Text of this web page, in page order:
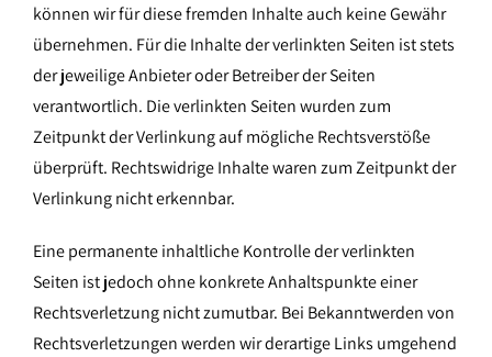
können wir für diese fremden Inhalte auch keine Gewähr
übernehmen. Für die Inhalte der verlinkten Seiten ist stets
der jeweilige Anbieter oder Betreiber der Seiten
verantwortlich. Die verlinkten Seiten wurden zum
Zeitpunkt der Verlinkung auf mögliche Rechtsverstöße
überprüft. Rechtswidrige Inhalte waren zum Zeitpunkt der
Verlinkung nicht erkennbar.
Eine permanente inhaltliche Kontrolle der verlinkten
Seiten ist jedoch ohne konkrete Anhaltspunkte einer
Rechtsverletzung nicht zumutbar. Bei Bekanntwerden von
Rechtsverletzungen werden wir derartige Links umgehend